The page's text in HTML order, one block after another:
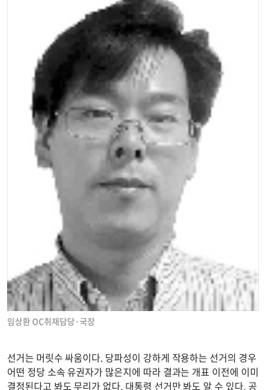
임상환 OC취재담당·국장
선거는 머릿수 싸움이다. 당파성이 강하게 작용하는 선거의 경우
어떤 정당 소속 유권자가 많은지에 따라 결과는 개표 이전에 이미
결정된다고 봐도 무리가 없다. 대통령 선거만 봐도 알 수 있다. 공